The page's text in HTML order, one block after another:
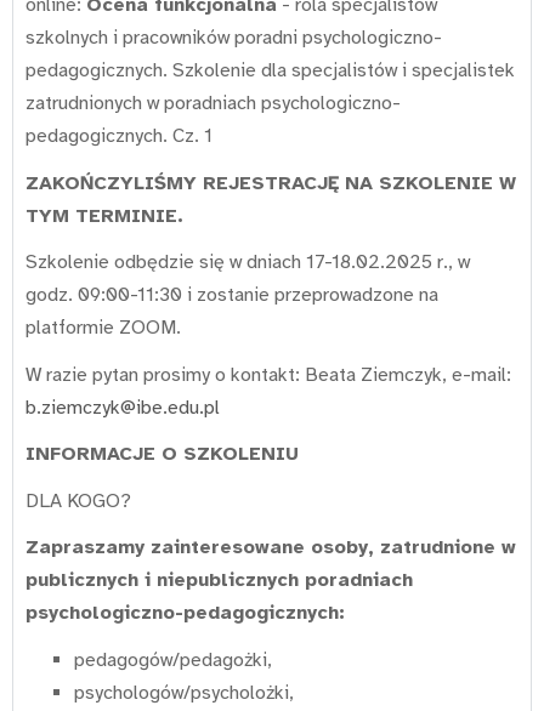
online: Ocena funkcjonalna - rola specjalistów
szkolnych i pracowników poradni psychologiczno-
pedagogicznych. Szkolenie dla specjalistów i specjalistek
zatrudnionych w poradniach psychologiczno-
pedagogicznych. Cz. 1
ZAKOŃCZYLIŚMY REJESTRACJĘ NA SZKOLENIE W
TYM TERMINIE.
Szkolenie odbędzie się w dniach 17-18.02.2025 r., w
godz. 09:00-11:30 i zostanie przeprowadzone na
platformie ZOOM.
W razie pytan prosimy o kontakt: Beata Ziemczyk, e-mail:
b.ziemczyk@ibe.edu.pl
INFORMACJE O SZKOLENIU
DLA KOGO?
Zapraszamy zainteresowane osoby, zatrudnione w
publicznych i niepublicznych poradniach
psychologiczno-pedagogicznych:
pedagogów/pedagożki,
psychologów/psycholożki,